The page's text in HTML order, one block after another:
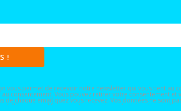
!
vous permet de recevoir notre newsletter qui vous tient au
au consentement. Vous pouvez retirer votre consentement
de chaque email quez vous recevez. Vos données ne sont
sur le sol français et stockant ses données de